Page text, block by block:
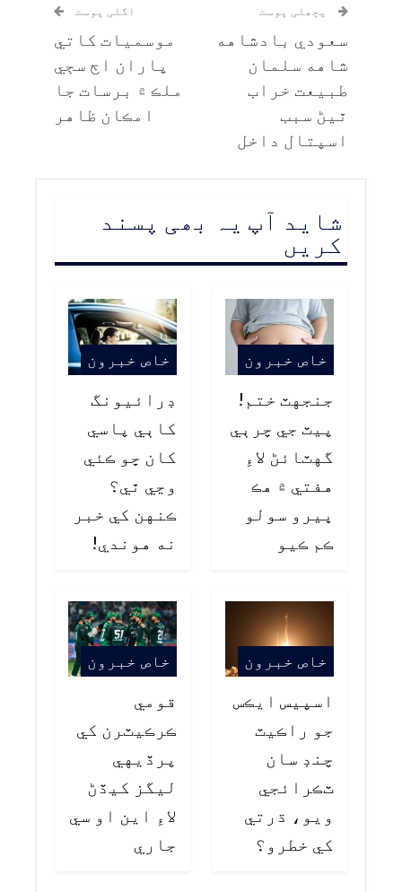
پچھلی پوسٹ
سعودي بادشاهه
شاهه سلمان
طبيعت خراب
ٿيڻ سبب
اسپتال داخل
اگلی پوسٹ
موسميات کاتي
پاران اڄ سڄي
ملڪ ۾ برسات جا
امڪان ظاهر
شاید آپ یہ بھی پسند
کریں
خاص خبرون
جنجهٽ ختم!
پيٽ جي چرٻي
گهٽائڻ لاءِ
هفتي ۾ هڪ
ڀيرو سولو
ڪم ڪيو
خاص خبرون
ڊرائيونگ
کاٻي پاسي
کان ڇو ڪئي
وڃي ٿي؟
ڪنهن کي خبر
نه هوندي!
خاص خبرون
اسپيس ايڪس
جو راڪيٽ
چنڊ سان
ٽڪرائجي
ويو، ڌرتي
کي خطرو؟
خاص خبرون
قومي
ڪرڪيٽرن کي
پرڏيهي
ليگز کيڏڻ
لاءِ اين او سي
جاري